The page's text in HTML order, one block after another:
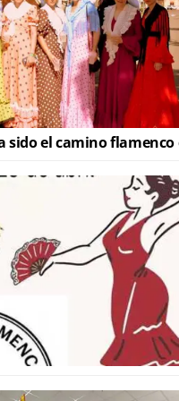
sido el camino